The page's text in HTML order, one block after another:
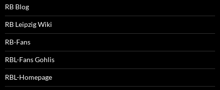
RB Blog
RB Leipzig Wiki
RB-Fans
RBL-Fans Gohlis
RBL-Homepage